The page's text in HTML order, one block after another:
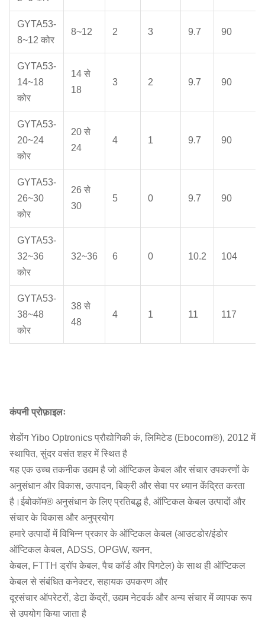
GYTA53-
8~12 कोर
8~12 2 3 9.7 90
GYTA53-
14~18
कोर
14 से
18
3 2 9.7 90
GYTA53-
20~24
कोर
20 से
24
4 1 9.7 90
GYTA53-
26~30
कोर
26 से
30
5 0 9.7 90
GYTA53-
32~36
कोर
32~36 6 0 10.2 104
GYTA53-
38~48
कोर
38 से
48
4 1 11 117
कंपनी प्रोफ़ाइलः
शेडोंग Yibo Optronics प्रौद्योगिकी कं, लिमिटेड (Ebocom®), 2012 में
स्थापित, सुंदर वसंत शहर में स्थित है
यह एक उच्च तकनीक उद्यम है जो ऑप्टिकल केबल और संचार उपकरणों के
अनुसंधान और विकास, उत्पादन, बिक्री और सेवा पर ध्यान केंद्रित करता
है।ईबोकॉम® अनुसंधान के लिए प्रतिबद्ध है, ऑप्टिकल केबल उत्पादों और
संचार के विकास और अनुप्रयोग
हमारे उत्पादों में विभिन्न प्रकार के ऑप्टिकल केबल (आउटडोर/इंडोर
ऑप्टिकल केबल, ADSS, OPGW, खनन,
केबल, FTTH ड्रॉप केबल, पैच कॉर्ड और पिगटेल) के साथ ही ऑप्टिकल
केबल से संबंधित कनेक्टर, सहायक उपकरण और
दूरसंचार ऑपरेटरों, डेटा केंद्रों, उद्यम नेटवर्क और अन्य संचार में व्यापक रूप
से उपयोग किया जाता है